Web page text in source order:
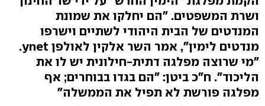
ושרת המשפטים. "הם יחלקו את שמונת
המנדטים של הבית היהודי לשתיים וישרפו
מנדטים לימין", אמר השר אלקין לאולפן ynet.
"מי שרוצה מפלגה דתית-חילונית יש לו את
הליכוד". ח"כ ביטן: "הם בגדו בבוחרים; אף
מפלגה פורשת לא תפיל את הממשלה"